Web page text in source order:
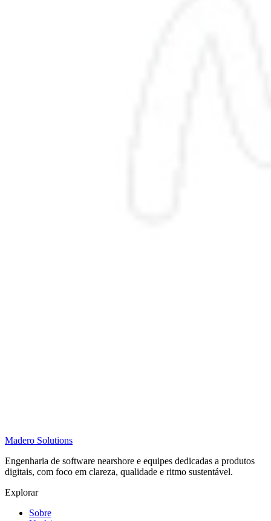
Madero Solutions
Engenharia de software nearshore e equipes dedicadas a produtos
digitais, com foco em clareza, qualidade e ritmo sustentável.
Explorar
Sobre